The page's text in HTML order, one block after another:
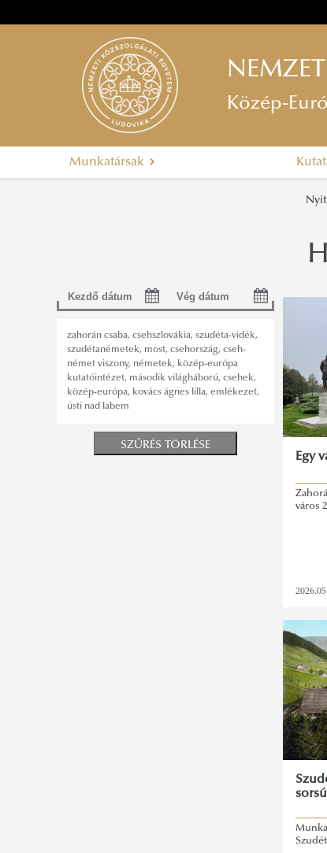
Közép-
Munkatársak
zahorán csaba, csehszlovákia, szudéta-vidék,
szudétanémetek, most, csehország, cseh-
német viszony, németek, közép-európa
kutatóintézet, második világháború, csehek,
közép-európa, kovács ágnes lilla, emlékezet,
ústí nad labem
SZŰRÉS TÖRLÉSE
Egy
város